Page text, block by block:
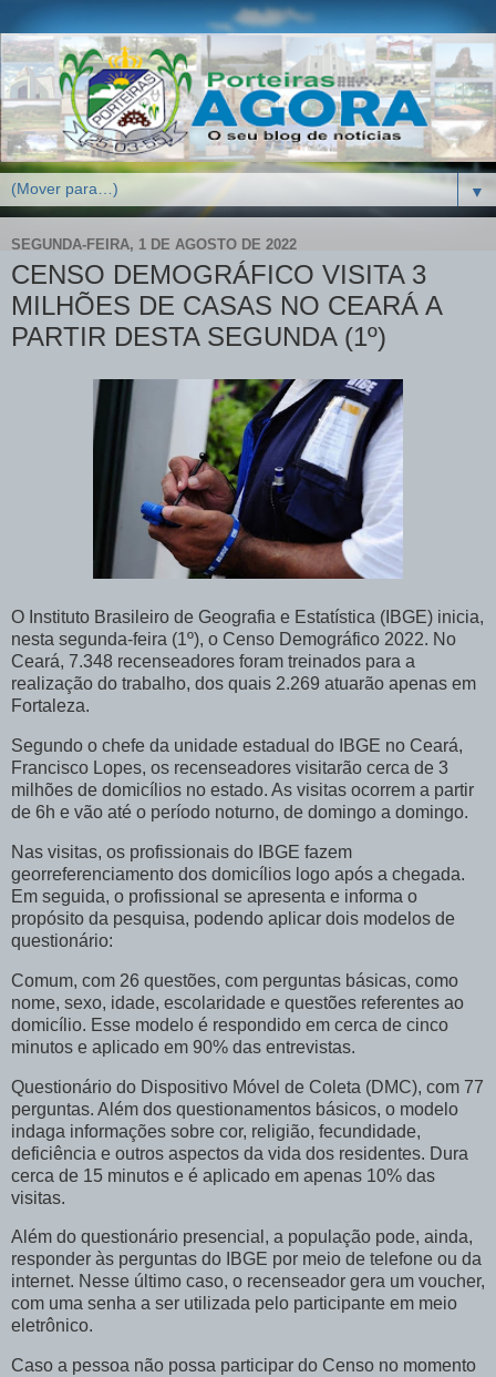
▼
SEGUNDA-FEIRA, 1 DE AGOSTO DE 2022
CENSO DEMOGRÁFICO VISITA 3
MILHÕES DE CASAS NO CEARÁ A
PARTIR DESTA SEGUNDA (1º)
O Instituto Brasileiro de Geografia e Estatística (IBGE) inicia,
nesta segunda-feira (1º), o Censo Demográfico 2022. No
Ceará, 7.348 recenseadores foram treinados para a
realização do trabalho, dos quais 2.269 atuarão apenas em
Fortaleza.
Segundo o chefe da unidade estadual do IBGE no Ceará,
Francisco Lopes, os recenseadores visitarão cerca de 3
milhões de domicílios no estado. As visitas ocorrem a partir
de 6h e vão até o período noturno, de domingo a domingo.
Nas visitas, os profissionais do IBGE fazem
georreferenciamento dos domicílios logo após a chegada.
Em seguida, o profissional se apresenta e informa o
propósito da pesquisa, podendo aplicar dois modelos de
questionário:
Comum, com 26 questões, com perguntas básicas, como
nome, sexo, idade, escolaridade e questões referentes ao
domicílio. Esse modelo é respondido em cerca de cinco
minutos e aplicado em 90% das entrevistas.
Questionário do Dispositivo Móvel de Coleta (DMC), com 77
perguntas. Além dos questionamentos básicos, o modelo
indaga informações sobre cor, religião, fecundidade,
deficiência e outros aspectos da vida dos residentes. Dura
cerca de 15 minutos e é aplicado em apenas 10% das
visitas.
Além do questionário presencial, a população pode, ainda,
responder às perguntas do IBGE por meio de telefone ou da
internet. Nesse último caso, o recenseador gera um voucher,
com uma senha a ser utilizada pelo participante em meio
eletrônico.
Caso a pessoa não possa participar do Censo no momento